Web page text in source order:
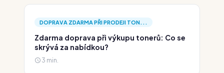
DOPRAVA ZDARMA PŘI PRODEJI TON...
Zdarma doprava při výkupu tonerů: Co se
skrývá za nabídkou?
3 min.